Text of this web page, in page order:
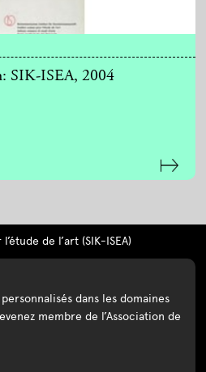
SIK-ISEA, 2004
de l’art (SIK-ISEA)
dans les domaines
membre de l’Association de